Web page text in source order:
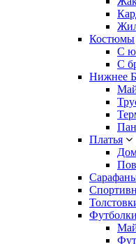
Костюмы
С
С
Нижнее
Платья